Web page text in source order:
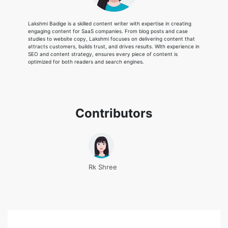
Lakshmi Badige is a skilled content writer with expertise in creating
engaging content for SaaS companies. From blog posts and case
studies to website copy, Lakshmi focuses on delivering content that
attracts customers, builds trust, and drives results. With experience in
SEO and content strategy, ensures every piece of content is
optimized for both readers and search engines.
Contributors
Rk Shree